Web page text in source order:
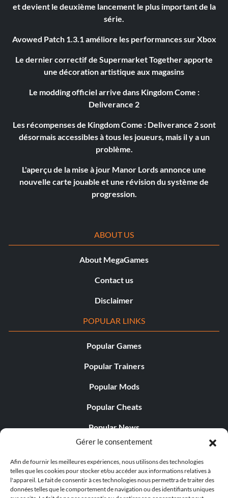
Gérer le consentement
Afin de fournir les meilleures expériences, nous utilisons des technologies
telles que les cookies pour stocker et/ou accéder aux informations relatives à
l'appareil. Le fait de consentir à ces technologies nous permettra de traiter des
données telles que le comportement de navigation ou des identifiants uniques
et devient le deuxième lancement le plus important de la
série.
Avowed Patch 1.3.1 améliore les performances sur Xbox
Le dernier correctif de Supermarket Together apporte
une décoration artistique aux magasins
Le modding officiel arrive dans Kingdom Come :
Deliverance 2
Les récompenses de Kingdom Come : Deliverance 2 sont
désormais accessibles à tous les joueurs, mais il y a un
problème.
L'aperçu de la mise à jour Manor Lords annonce une
nouvelle carte jouable et une révision du système de
progression.
ABOUT US
About MegaGames
Contact us
Disclaimer
POPULAR LINKS
Popular Games
Popular Trainers
Popular Mods
Popular Cheats
Popular News
Popular Editorials
Popular Free Games
LATEST UPDATES